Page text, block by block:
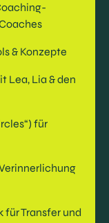
& Konzepte
Lea, Lia & den
für
Transfer und